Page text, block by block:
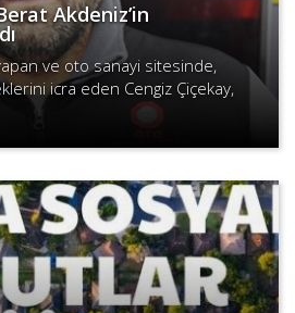
Akdeniz’in
ve oto sanayi sitesinde,
icra eden Cengiz Çiçekay,
Tamirciler Esnaf ve Sanatkarları